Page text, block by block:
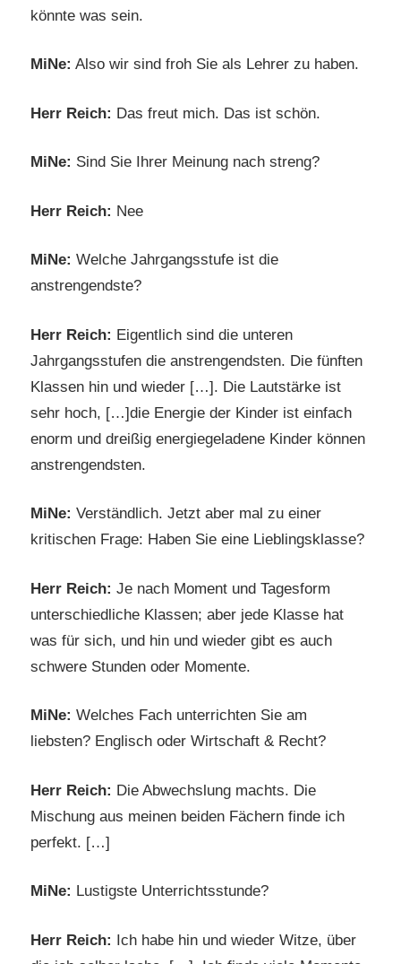
könnte was sein.
MiNe: Also wir sind froh Sie als Lehrer zu haben.
Herr Reich: Das freut mich. Das ist schön.
MiNe: Sind Sie Ihrer Meinung nach streng?
Herr Reich: Nee
MiNe: Welche Jahrgangsstufe ist die
anstrengendste?
Herr Reich: Eigentlich sind die unteren
Jahrgangsstufen die anstrengendsten. Die fünften
Klassen hin und wieder […]. Die Lautstärke ist
sehr hoch, […]die Energie der Kinder ist einfach
enorm und dreißig energiegeladene Kinder können
anstrengendsten.
MiNe: Verständlich. Jetzt aber mal zu einer
kritischen Frage: Haben Sie eine Lieblingsklasse?
Herr Reich: Je nach Moment und Tagesform
unterschiedliche Klassen; aber jede Klasse hat
was für sich, und hin und wieder gibt es auch
schwere Stunden oder Momente.
MiNe: Welches Fach unterrichten Sie am
liebsten? Englisch oder Wirtschaft & Recht?
Herr Reich: Die Abwechslung machts. Die
Mischung aus meinen beiden Fächern finde ich
perfekt. […]
MiNe: Lustigste Unterrichtsstunde?
Herr Reich: Ich habe hin und wieder Witze, über